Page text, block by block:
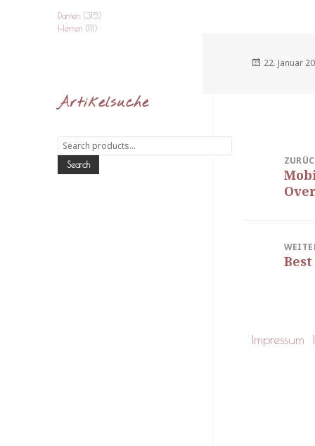
Damen (315)
Herren (111)
Artikelsuche
Search
for:
Search
22. Januar
Impressum